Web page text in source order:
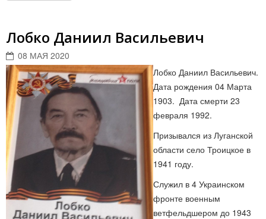
Лобко Даниил Васильевич
08 МАЯ 2020
Лобко Даниил Васильевич.
Дата рождения 04 Марта
1903. Дата смерти 23
февраля 1992.
Призывался из Луганской
области село Троицкое в
1941 году.
Служил в 4 Украинском
фронте военным
ветфельдшером до 1943